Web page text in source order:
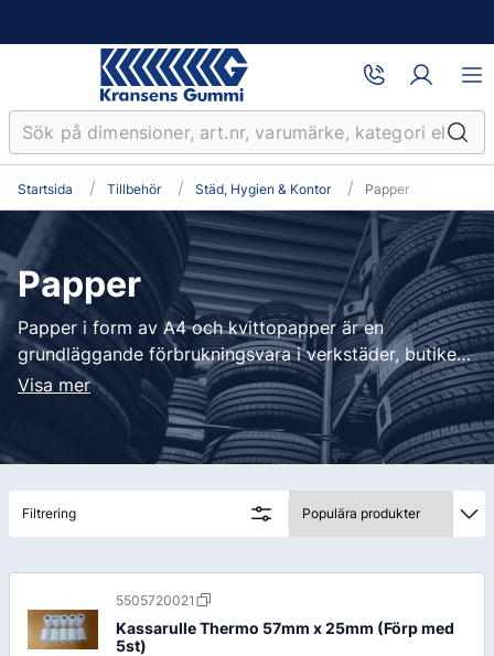
Startsida Tillbehör Städ, Hygien & Kontor Papper
Papper
Papper i form av A4 och kvittopapper är en
grundläggande förbrukningsvara i verkstäder, butiker
och andra professionella verksamheter. A4-papper
används för utskrifter och dokumentation, medan
kvittopapper är anpassat för kassasystem och
skrivare med krav på tydlig och hållbar utskrift.
Visa mer
Filtrering
5505720021
Kassarulle Thermo 57mm x 25mm (Förp med
5st)